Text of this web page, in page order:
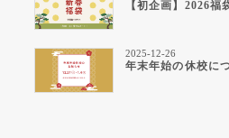
【初企画】2026福
年末年始の休校に
2025-12-26